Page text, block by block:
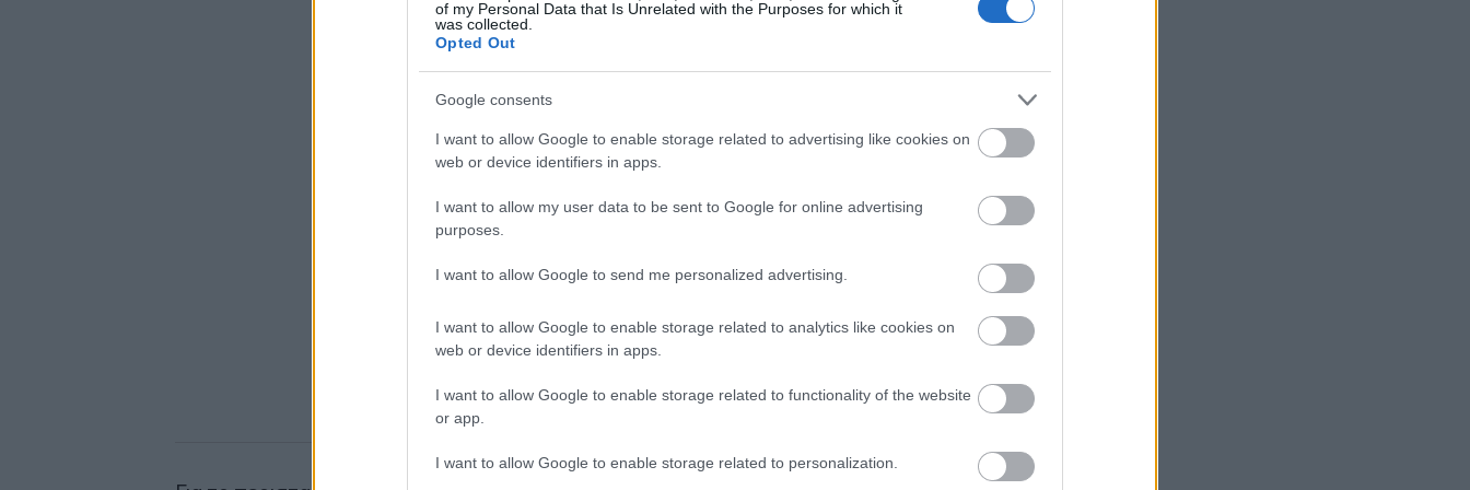
of my Personal Data that Is Unrelated with the Purposes for which it
was collected.
Opted Out
Google consents
I want to allow Google to enable storage related to advertising like cookies on
web or device identifiers in apps.
I want to allow my user data to be sent to Google for online advertising
purposes.
I want to allow Google to send me personalized advertising.
I want to allow Google to enable storage related to analytics like cookies on
web or device identifiers in apps.
I want to allow Google to enable storage related to functionality of the website
or app.
I want to allow Google to enable storage related to personalization.
οικονομίας και οι κίνδυνοι της
επενδυτικής έκρηξης
εξουσίας εκθέτει τη χώρα διεθνώς»
19:37
Δικαστικό μπλόκο στην αίθουσα χορού
του Τραμπ στο Λευκό Οίκο
Μπάρκιν (Fed): «Τα στοιχεία για την
αγορά εργασίας συμβαδίζουν με τις
Καταβλήθηκαν 33,58 εκατ. ευρώ σε
67.746 δικαιούχους για την αγορά
λιπασμάτων
Ευρωαγορές: Η καλύτερη εβδομάδα
Stoxx 600
- Στο 100% η πληρότητα σε πολλά
δρομολόγια για Κυκλάδες